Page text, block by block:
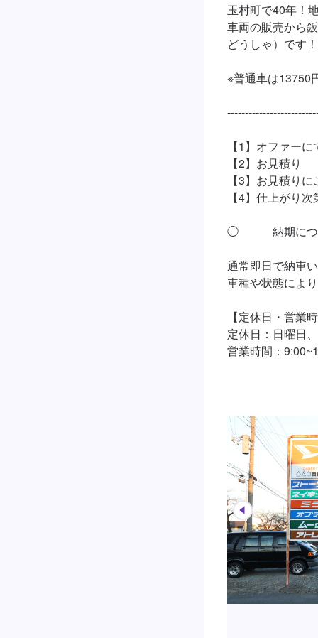
玉村町で40年！
車両の販売から
どうしゃ）です！
※普通車は13750
【1】オファー
【2】お見積り
【3】お見積り
【4】仕上がり
◯　　　納期に
通常即日で納車
車種や状態によ
【定休日・営業
定休日：日曜日
営業時間：